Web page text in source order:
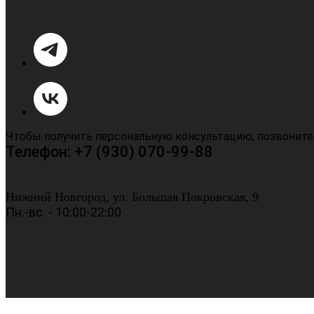
Чтобы получить персональную консультацию,
Телефон: +7 (930) 070-99-88
Нижний Новгород, ул. Большая Покровская, 9
Пн.-вс. - 10:00-22:00